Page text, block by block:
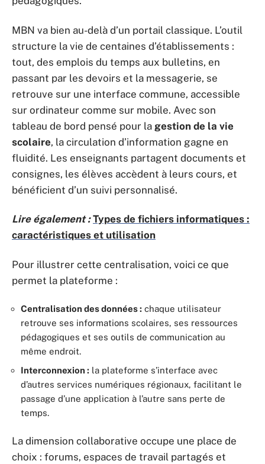
MBN va bien au-delà d’un portail classique. L’outil
structure la vie de centaines d’établissements :
tout, des emplois du temps aux bulletins, en
passant par les devoirs et la messagerie, se
retrouve sur une interface commune, accessible
sur ordinateur comme sur mobile. Avec son
tableau de bord pensé pour la gestion de la vie
scolaire, la circulation d’information gagne en
fluidité. Les enseignants partagent documents et
consignes, les élèves accèdent à leurs cours, et
bénéficient d’un suivi personnalisé.
Lire également : Types de fichiers informatiques :
caractéristiques et utilisation
Pour illustrer cette centralisation, voici ce que
permet la plateforme :
Centralisation des données : chaque utilisateur
retrouve ses informations scolaires, ses ressources
pédagogiques et ses outils de communication au
même endroit.
Interconnexion : la plateforme s’interface avec
d’autres services numériques régionaux, facilitant le
passage d’une application à l’autre sans perte de
temps.
La dimension collaborative occupe une place de
choix : forums, espaces de travail partagés et